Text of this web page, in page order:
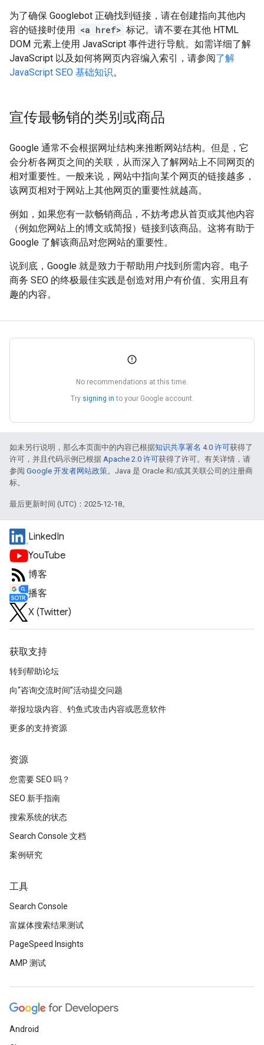
为了确保 Googlebot 正确找到链接，请在创建指向其他内
容的链接时使用 <a href> 标记。请不要在其他 HTML
DOM 元素上使用 JavaScript 事件进行导航。如需详细了解
JavaScript 以及如何将网页内容编入索引，请参阅了解
JavaScript SEO 基础知识。
宣传最畅销的类别或商品
Google 通常不会根据网址结构来推断网站结构。但是，它
会分析各网页之间的关联，从而深入了解网站上不同网页的
相对重要性。一般来说，网站中指向某个网页的链接越多，
该网页相对于网站上其他网页的重要性就越高。
例如，如果您有一款畅销商品，不妨考虑从首页或其他内容
（例如您网站上的博文或简报）链接到该商品。这将有助于
Google 了解该商品对您网站的重要性。
说到底，Google 就是致力于帮助用户找到所需内容。电子
商务 SEO 的终极最佳实践是创造对用户有价值、实用且有
趣的内容。
No recommendations at this time.
Try signing in to your Google account.
如未另行说明，那么本页面中的内容已根据知识共享署名 4.0 许可获得了
许可，并且代码示例已根据 Apache 2.0 许可获得了许可。有关详情，请
参阅 Google 开发者网站政策。Java 是 Oracle 和/或其关联公司的注册商
标。
最后更新时间 (UTC)：2025-12-18。
LinkedIn
YouTube
博客
播客
X (Twitter)
获取支持
转到帮助论坛
向“咨询交流时间”活动提交问题
举报垃圾内容、钓鱼式攻击内容或恶意软件
更多的支持资源
资源
您需要 SEO 吗？
SEO 新手指南
搜索系统的状态
Search Console 文档
案例研究
工具
Search Console
富媒体搜索结果测试
PageSpeed Insights
AMP 测试
Android